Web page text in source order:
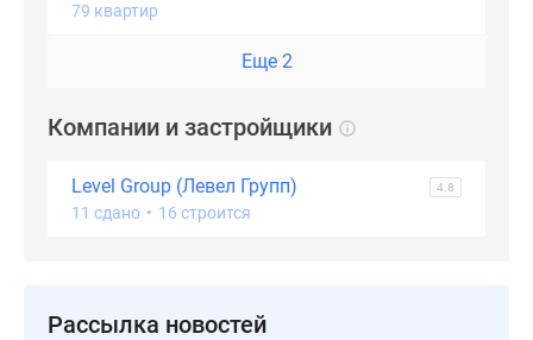
79 квартир
Еще 2
Компании и застройщики
Level Group (Левел Групп) 4.8
11 сдано • 16 строится
Рассылка новостей